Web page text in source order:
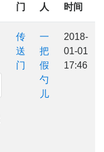
门
人
时间
传
送
门
一
把
假
勺
儿
2018-
01-01
17:46